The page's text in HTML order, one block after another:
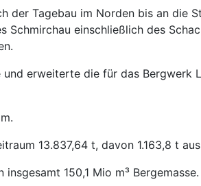
der Tagebau im Norden bis an die
Schmirchau einschließlich des
erweiterte die für das Bergwerk
13.837,64 t, davon 1.163,8 t
150,1 Mio m³ Bergemasse.